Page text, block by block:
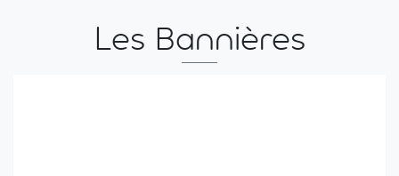
Les Bannières